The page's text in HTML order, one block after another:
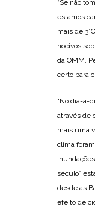
“Se não
estamos
mais de
nocivos
da OMM,
certo para
“No dia-a-
através de
mais uma
clima
século”
desde as
efeito de